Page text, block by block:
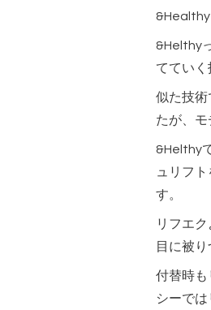
&Healthy
&Helthy
てていく
似た技術
たが、モ
&Helthy
ュリフ
す。
リフエ
目に被り
付替時も
シーで